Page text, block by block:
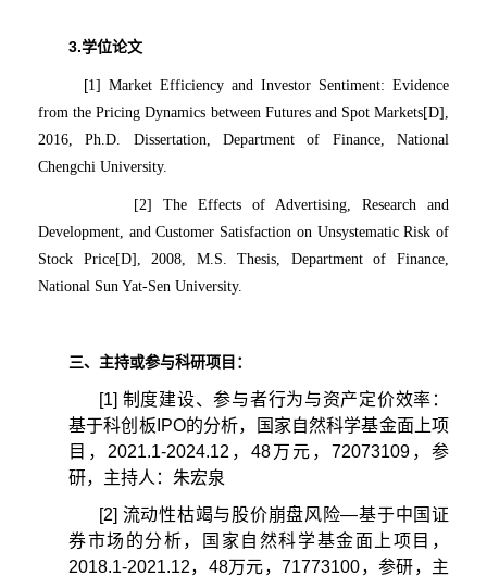
3.学位论文
[1] Market Efficiency and Investor Sentiment: Evidence
from the Pricing Dynamics between Futures and Spot Markets[D],
2016, Ph.D. Dissertation, Department of Finance, National
Chengchi University.
[2] The Effects of Advertising, Research and
Development, and Customer Satisfaction on Unsystematic Risk of
Stock Price[D], 2008, M.S. Thesis, Department of Finance,
National Sun Yat-Sen University.
三、主持或参与科研项目：
[1] 制度建设、参与者行为与资产定价效率：
基于科创板 IPO的分析，国家自然科学基金面上项
目， 2021.1-2024.12 ， 48万元， 72073109 ，参
研，主持人：朱宏泉
[2] 流动性枯竭与股价崩盘风险—基于中国证
券市场的分析，国家自然科学基金面上项目，
2018.1-2021.12， 48万元，71773100，参研，主